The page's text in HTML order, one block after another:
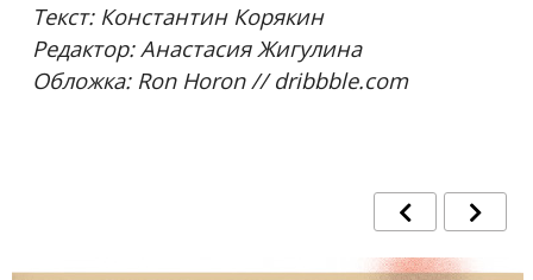
Текст: Константин Корякин
Редактор: Анастасия Жигулина
Обложка: Ron Horon // dribbble.com